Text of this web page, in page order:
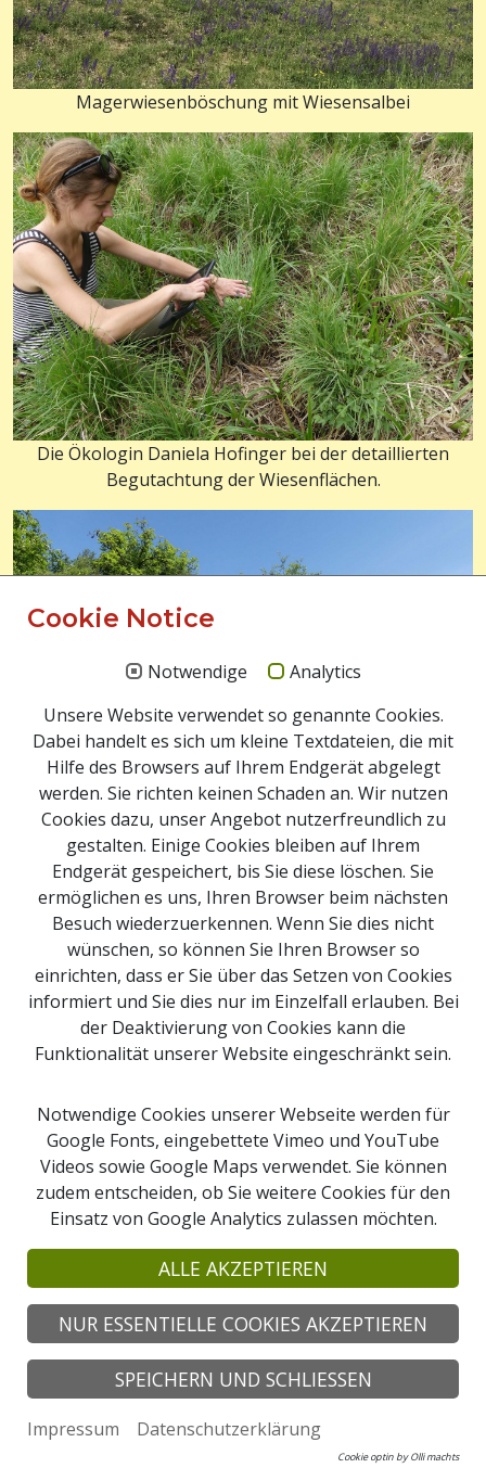
Magerwiesenböschung mit Wiesensalbei
Die Ökologin Daniela Hofinger bei der detaillierten
Begutachtung der Wiesenflächen.
Beratung der Grundeigentümer vor Ort.
Impressum
Newsletter Anmeldung
Kontakt
Downloads
Suche
© 2026 Copyright Naturpark Obst-Hügel-Land
Naturpark Obst-Hügel-Land, Kirchenplatz 1
4076 St. Marienkirchen an der Polsenz
Tel: +43 7249 47112-25 |info@obsthuegelland.at
Cookie Notice
Notwendige
Analytics
Unsere Website verwendet so genannte Cookies.
Dabei handelt es sich um kleine Textdateien, die mit
Hilfe des Browsers auf Ihrem Endgerät abgelegt
werden. Sie richten keinen Schaden an. Wir nutzen
Cookies dazu, unser Angebot nutzerfreundlich zu
gestalten. Einige Cookies bleiben auf Ihrem
Endgerät gespeichert, bis Sie diese löschen. Sie
ermöglichen es uns, Ihren Browser beim nächsten
Besuch wiederzuerkennen. Wenn Sie dies nicht
wünschen, so können Sie Ihren Browser so
einrichten, dass er Sie über das Setzen von Cookies
informiert und Sie dies nur im Einzelfall erlauben. Bei
der Deaktivierung von Cookies kann die
Funktionalität unserer Website eingeschränkt sein.
Notwendige Cookies unserer Webseite werden für
Google Fonts, eingebettete Vimeo und YouTube
Videos sowie Google Maps verwendet. Sie können
zudem entscheiden, ob Sie weitere Cookies für den
Einsatz von Google Analytics zulassen möchten.
ALLE AKZEPTIEREN
NUR ESSENTIELLE COOKIES AKZEPTIEREN
SPEICHERN UND SCHLIESSEN
Impressum Datenschutzerklärung
Cookie optin by Olli machts